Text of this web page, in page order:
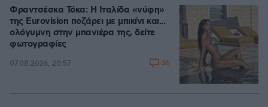
Φραντσέσκα Τόκα: Η Ιταλίδα «νύφη»
της Eurovision ποζάρει με μπικίνι και...
ολόγυμνη στην μπανιέρα της, δείτε
φωτογραφίες
07.08.2026, 20:57 36